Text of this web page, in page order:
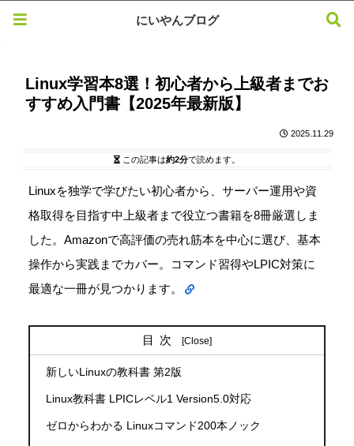
Linux学習本8選！初心者から上級者までお
すすめ入門書【2025年最新版】
2025.11.29
この記事は約2分で読めます。
Linuxを独学で学びたい初心者から、サーバー運用や資
格取得を目指す中上級者まで役立つ書籍を8冊厳選しま
した。Amazonで高評価の売れ筋本を中心に選び、基本
操作から実践までカバー。コマンド習得やLPIC対策に
最適な一冊が見つかります。
目次
新しいLinuxの教科書 第2版
Linux教科書 LPICレベル1 Version5.0対応
ゼロからわかる Linuxコマンド200本ノック
にいやんブログ